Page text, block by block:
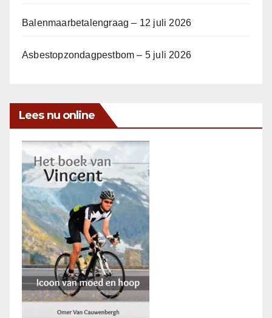
Balenmaarbetalengraag – 12 juli 2026
Asbestopzondagpestbom – 5 juli 2026
Lees nu online